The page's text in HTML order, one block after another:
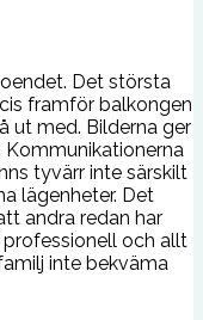
Det största
framför balkongen
ut med. Bilderna ger
tyvärr inte särskilt
lägenheter. Det
andra redan har
och allt
inte bekväma